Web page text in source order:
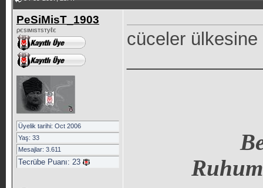
PeSiMisT_1903
ρєѕιмιѕтѕтуℓє
Üyelik tarihi: Oct 2006
Yaş: 33
Mesajlar: 3.611
Tecrübe Puanı: 23
cüceler